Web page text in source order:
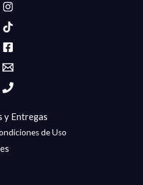
y Entregas
de Uso